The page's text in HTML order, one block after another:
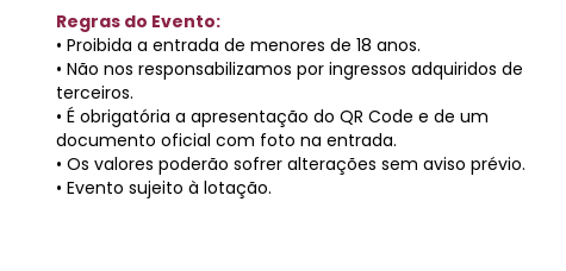
Regras do Evento:
• Proibida a entrada de menores de 18 anos.
• Não nos responsabilizamos por ingressos adquiridos de
terceiros.
• É obrigatória a apresentação do QR Code e de um
documento oficial com foto na entrada.
• Os valores poderão sofrer alterações sem aviso prévio.
• Evento sujeito à lotação.